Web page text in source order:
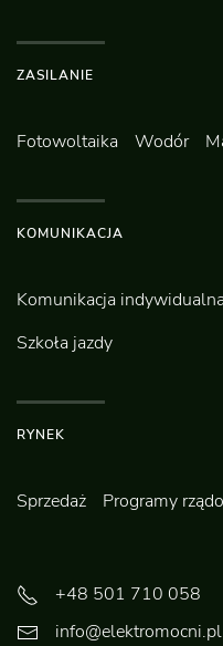
ZASILANIE
Fotowoltaika Wodór
KOMUNIKACJA
Komunikacja indywidualna
Szkoła jazdy
RYNEK
Sprzedaż Programy
+48 501 710 058
info@elektromocni.pl